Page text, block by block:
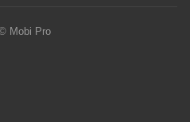
Mobi Pro